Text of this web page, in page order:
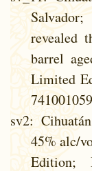
revealed
barrel
Limited
sv2:
45% alc/
Edition;